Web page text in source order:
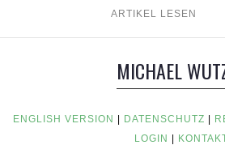
ARTIKEL LESEN
MICHAEL
ENGLISH VERSION DATENSCHUTZ
LOGIN